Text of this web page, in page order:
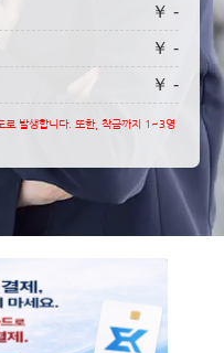
￥ -
￥ -
￥ -
발생합니다. 또한, 착금까지 1~3영